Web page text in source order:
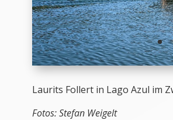
Laurits Follert in Lago Azul im
Fotos: Stefan Weigelt